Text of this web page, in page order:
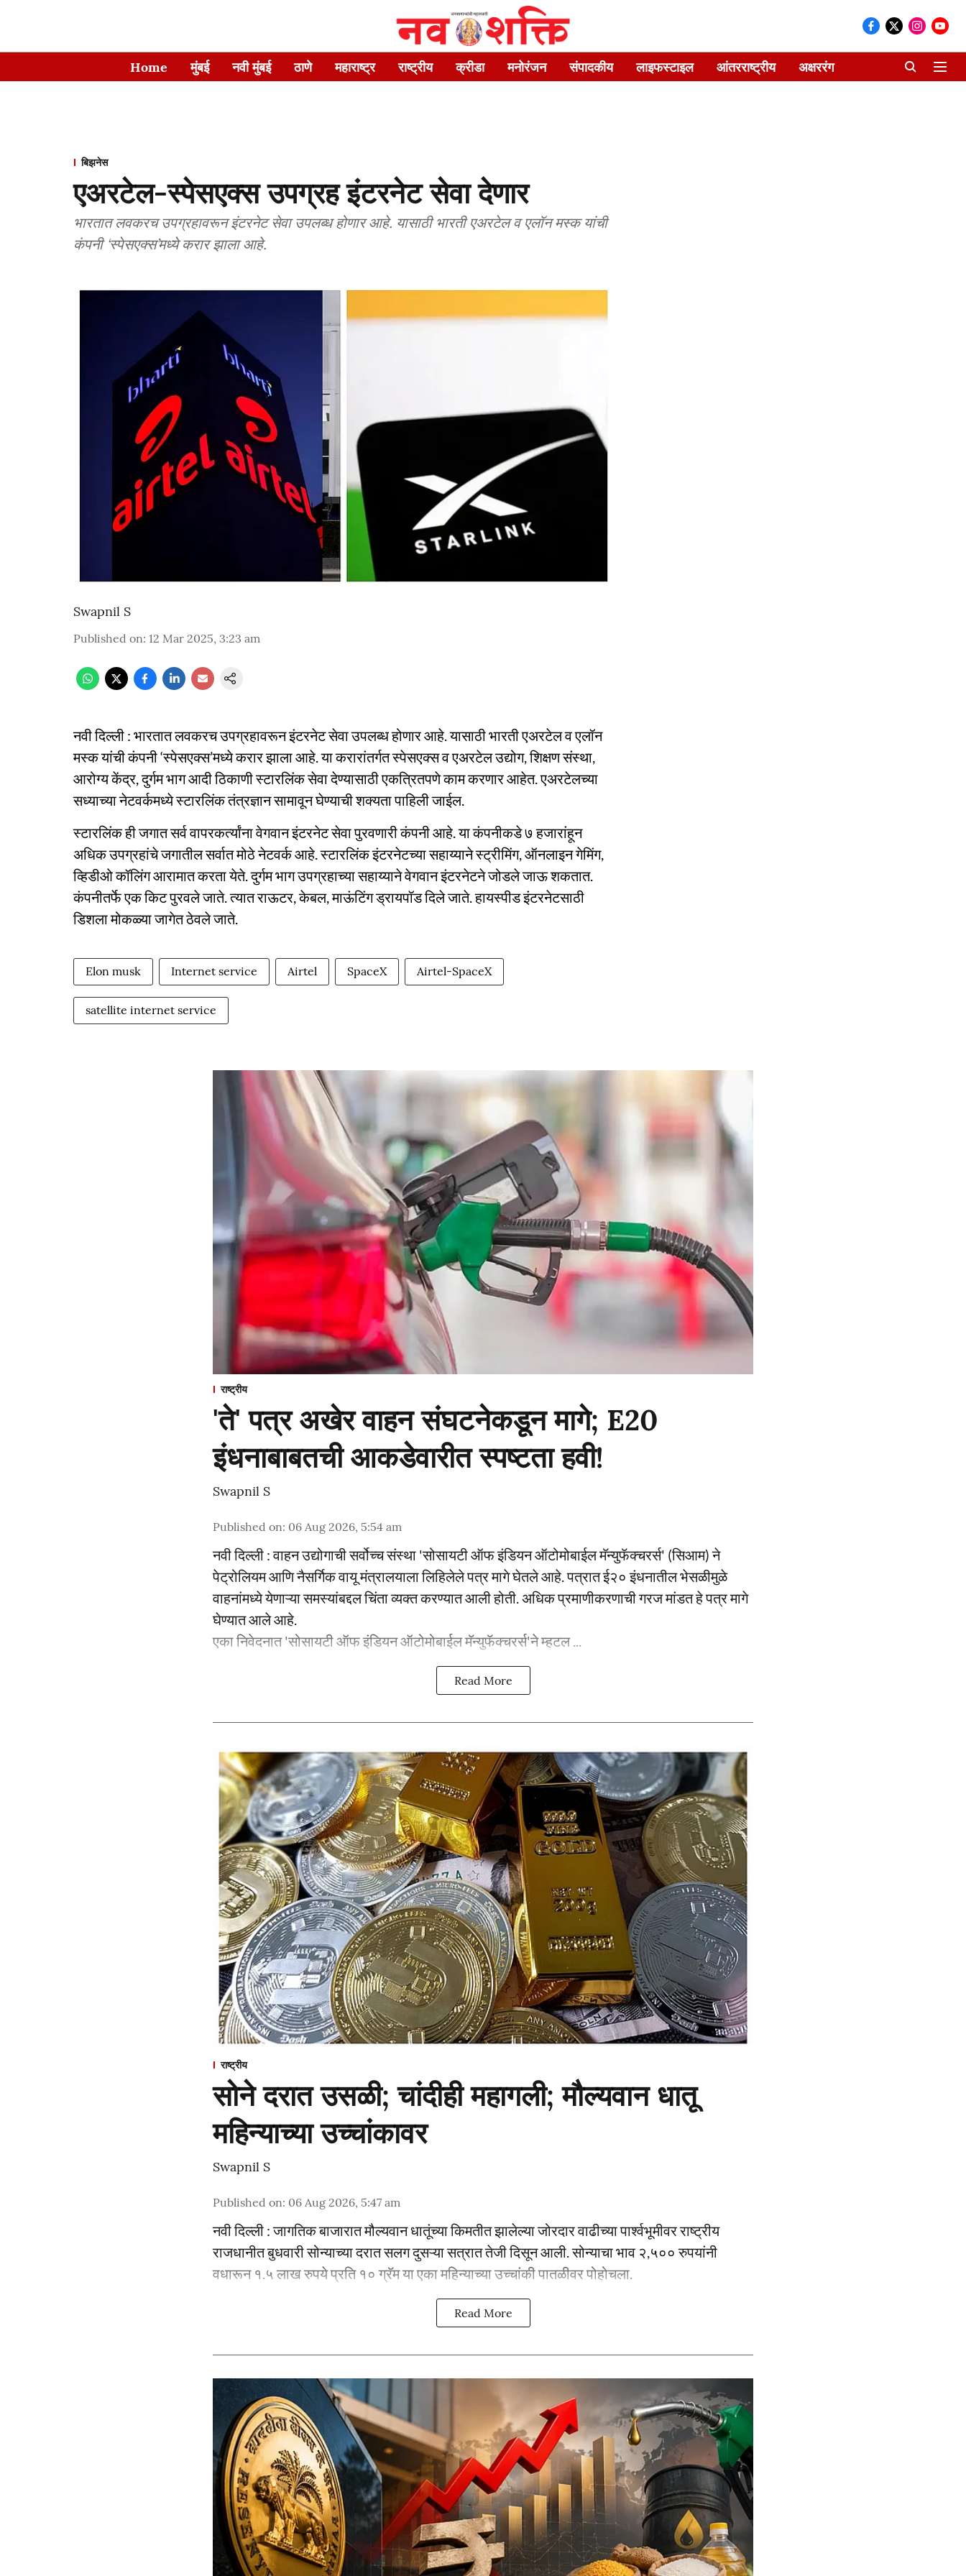
Home मुंबई नवी मुंबई ठाणे महाराष्ट्र राष्ट्रीय क्रीडा मनोरंजन संपादकीय लाइफस्टाइल आंतरराष्ट्रीय अक्षररंग
बिझनेस
एअरटेल-स्पेसएक्स उपग्रह इंटरनेट सेवा देणार
भारतात लवकरच उपग्रहावरून इंटरनेट सेवा उपलब्ध होणार आहे. यासाठी भारती एअरटेल व एलॉन मस्क यांची
कंपनी ‘स्पेसएक्स’मध्ये करार झाला आहे.
Swapnil S
Published on: 12 Mar 2025, 3:23 am
नवी दिल्ली : भारतात लवकरच उपग्रहावरून इंटरनेट सेवा उपलब्ध होणार आहे. यासाठी भारती एअरटेल व एलॉन
मस्क यांची कंपनी ‘स्पेसएक्स’मध्ये करार झाला आहे. या करारांतर्गत स्पेसएक्स व एअरटेल उद्योग, शिक्षण संस्था,
आरोग्य केंद्र, दुर्गम भाग आदी ठिकाणी स्टारलिंक सेवा देण्यासाठी एकत्रितपणे काम करणार आहेत. एअरटेलच्या
सध्याच्या नेटवर्कमध्ये स्टारलिंक तंत्रज्ञान सामावून घेण्याची शक्यता पाहिली जाईल.
स्टारलिंक ही जगात सर्व वापरकर्त्यांना वेगवान इंटरनेट सेवा पुरवणारी कंपनी आहे. या कंपनीकडे ७ हजारांहून
अधिक उपग्रहांचे जगातील सर्वात मोठे नेटवर्क आहे. स्टारलिंक इंटरनेटच्या सहाय्याने स्ट्रीमिंग, ऑनलाइन गेमिंग,
व्हिडीओ कॉलिंग आरामात करता येते. दुर्गम भाग उपग्रहाच्या सहाय्याने वेगवान इंटरनेटने जोडले जाऊ शकतात.
कंपनीतर्फे एक किट पुरवले जाते. त्यात राऊटर, केबल, माऊंटिंग ड्रायपॉड दिले जाते. हायस्पीड इंटरनेटसाठी
डिशला मोकळ्या जागेत ठेवले जाते.
Elon musk Internet service Airtel SpaceX Airtel-SpaceX
satellite internet service
राष्ट्रीय
'ते' पत्र अखेर वाहन संघटनेकडून मागे; E20
इंधनाबाबतची आकडेवारीत स्पष्टता हवी!
Swapnil S
Published on: 06 Aug 2026, 5:54 am
नवी दिल्ली : वाहन उद्योगाची सर्वोच्च संस्था 'सोसायटी ऑफ इंडियन ऑटोमोबाईल मॅन्युफॅक्चरर्स' (सिआम) ने
पेट्रोलियम आणि नैसर्गिक वायू मंत्रालयाला लिहिलेले पत्र मागे घेतले आहे. पत्रात ई२० इंधनातील भेसळीमुळे
वाहनांमध्ये येणाऱ्या समस्यांबद्दल चिंता व्यक्त करण्यात आली होती. अधिक प्रमाणीकरणाची गरज मांडत हे पत्र मागे
घेण्यात आले आहे.
एका निवेदनात 'सोसायटी ऑफ इंडियन ऑटोमोबाईल मॅन्युफॅक्चरर्स'ने म्हटल ...
Read More
राष्ट्रीय
सोने दरात उसळी; चांदीही महागली; मौल्यवान धातू
महिन्याच्या उच्चांकावर
Swapnil S
Published on: 06 Aug 2026, 5:47 am
नवी दिल्ली : जागतिक बाजारात मौल्यवान धातूंच्या किमतीत झालेल्या जोरदार वाढीच्या पार्श्वभूमीवर राष्ट्रीय
राजधानीत बुधवारी सोन्याच्या दरात सलग दुसऱ्या सत्रात तेजी दिसून आली. सोन्याचा भाव २,५०० रुपयांनी
वधारून १.५ लाख रुपये प्रति १० ग्रॅम या एका महिन्याच्या उच्चांकी पातळीवर पोहोचला.
Read More